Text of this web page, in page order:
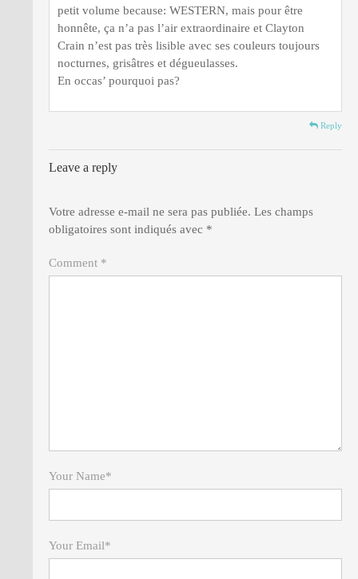
petit volume because: WESTERN, mais pour être
honnête, ça n’a pas l’air extraordinaire et Clayton
Crain n’est pas très lisible avec ses couleurs toujours
nocturnes, grisâtres et dégueulasses.
En occas’ pourquoi pas?
Reply
Leave a reply
Votre adresse e-mail ne sera pas publiée. Les champs
obligatoires sont indiqués avec *
Comment *
Your Name*
Your Email*